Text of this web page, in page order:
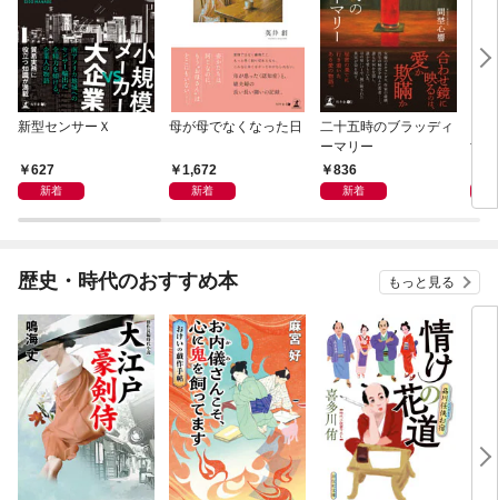
新型センサーＸ
627
新着
母が母でなくなった日
1,672
新着
二十五時のブラッディ
ーマリー
836
新着
世
歴史・時代のおすすめ本 もっと見る